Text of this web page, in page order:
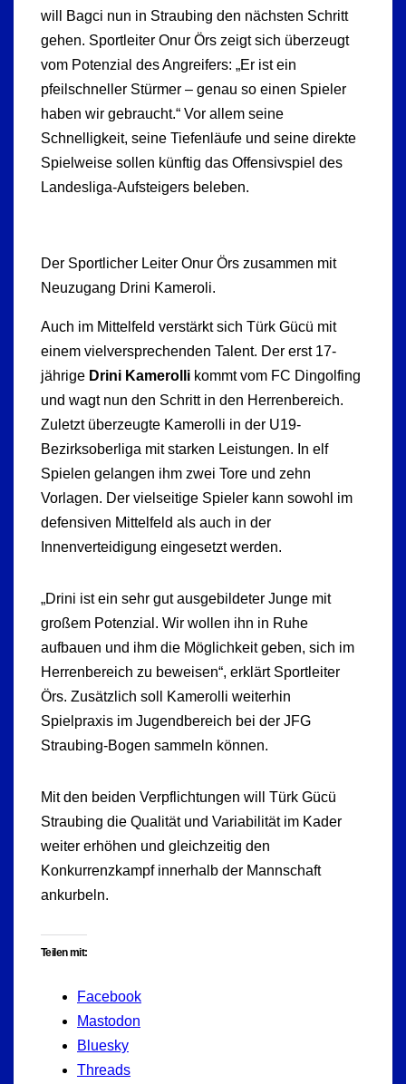
will Bagci nun in Straubing den nächsten Schritt
gehen. Sportleiter Onur Örs zeigt sich überzeugt
vom Potenzial des Angreifers: „Er ist ein
pfeilschneller Stürmer – genau so einen Spieler
haben wir gebraucht.“ Vor allem seine
Schnelligkeit, seine Tiefenläufe und seine direkte
Spielweise sollen künftig das Offensivspiel des
Landesliga-Aufsteigers beleben.
Der Sportlicher Leiter Onur Örs zusammen mit
Neuzugang Drini Kameroli.
Auch im Mittelfeld verstärkt sich Türk Gücü mit
einem vielversprechenden Talent. Der erst 17-
jährige Drini Kamerolli kommt vom FC Dingolfing
und wagt nun den Schritt in den Herrenbereich.
Zuletzt überzeugte Kamerolli in der U19-
Bezirksoberliga mit starken Leistungen. In elf
Spielen gelangen ihm zwei Tore und zehn
Vorlagen. Der vielseitige Spieler kann sowohl im
defensiven Mittelfeld als auch in der
Innenverteidigung eingesetzt werden.
„Drini ist ein sehr gut ausgebildeter Junge mit
großem Potenzial. Wir wollen ihn in Ruhe
aufbauen und ihm die Möglichkeit geben, sich im
Herrenbereich zu beweisen“, erklärt Sportleiter
Örs. Zusätzlich soll Kamerolli weiterhin
Spielpraxis im Jugendbereich bei der JFG
Straubing-Bogen sammeln können.
Mit den beiden Verpflichtungen will Türk Gücü
Straubing die Qualität und Variabilität im Kader
weiter erhöhen und gleichzeitig den
Konkurrenzkampf innerhalb der Mannschaft
ankurbeln.
Teilen mit:
Facebook
Mastodon
Bluesky
Threads